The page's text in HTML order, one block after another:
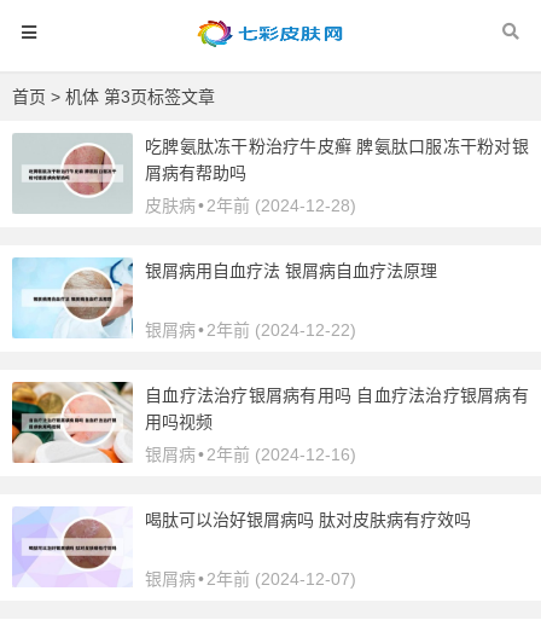
首页 > 机体 第3页标签文章
吃脾氨肽冻干粉治疗牛皮癣 脾氨肽口服冻干粉对银
屑病有帮助吗
皮肤病•2年前 (2024-12-28)
银屑病用自血疗法 银屑病自血疗法原理
银屑病•2年前 (2024-12-22)
自血疗法治疗银屑病有用吗 自血疗法治疗银屑病有
用吗视频
银屑病•2年前 (2024-12-16)
喝肽可以治好银屑病吗 肽对皮肤病有疗效吗
银屑病•2年前 (2024-12-07)